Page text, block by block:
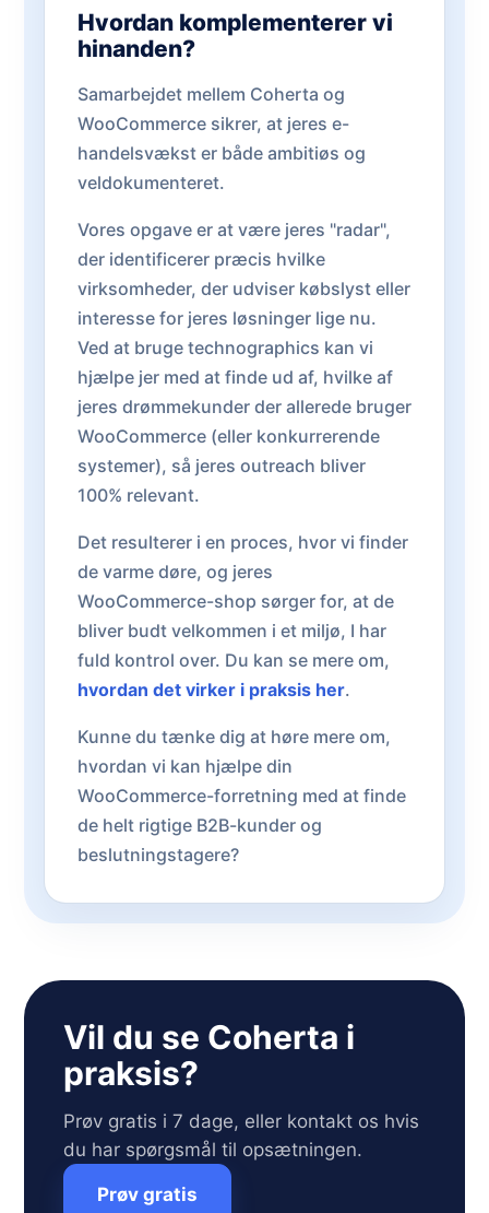
Hvordan komplementerer vi
hinanden?
Samarbejdet mellem Coherta og
WooCommerce sikrer, at jeres e-
handelsvækst er både ambitiøs og
veldokumenteret.
Vores opgave er at være jeres "radar",
der identificerer præcis hvilke
virksomheder, der udviser købslyst eller
interesse for jeres løsninger lige nu.
Ved at bruge technographics kan vi
hjælpe jer med at finde ud af, hvilke af
jeres drømmekunder der allerede bruger
WooCommerce (eller konkurrerende
systemer), så jeres outreach bliver
100% relevant.
Det resulterer i en proces, hvor vi finder
de varme døre, og jeres
WooCommerce-shop sørger for, at de
bliver budt velkommen i et miljø, I har
fuld kontrol over. Du kan se mere om,
hvordan det virker i praksis her.
Kunne du tænke dig at høre mere om,
hvordan vi kan hjælpe din
WooCommerce-forretning med at finde
de helt rigtige B2B-kunder og
beslutningstagere?
Vil du se Coherta i
praksis?
Prøv gratis i 7 dage, eller kontakt os hvis
du har spørgsmål til opsætningen.
Prøv gratis